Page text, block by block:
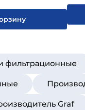
фильтрационные
Graf